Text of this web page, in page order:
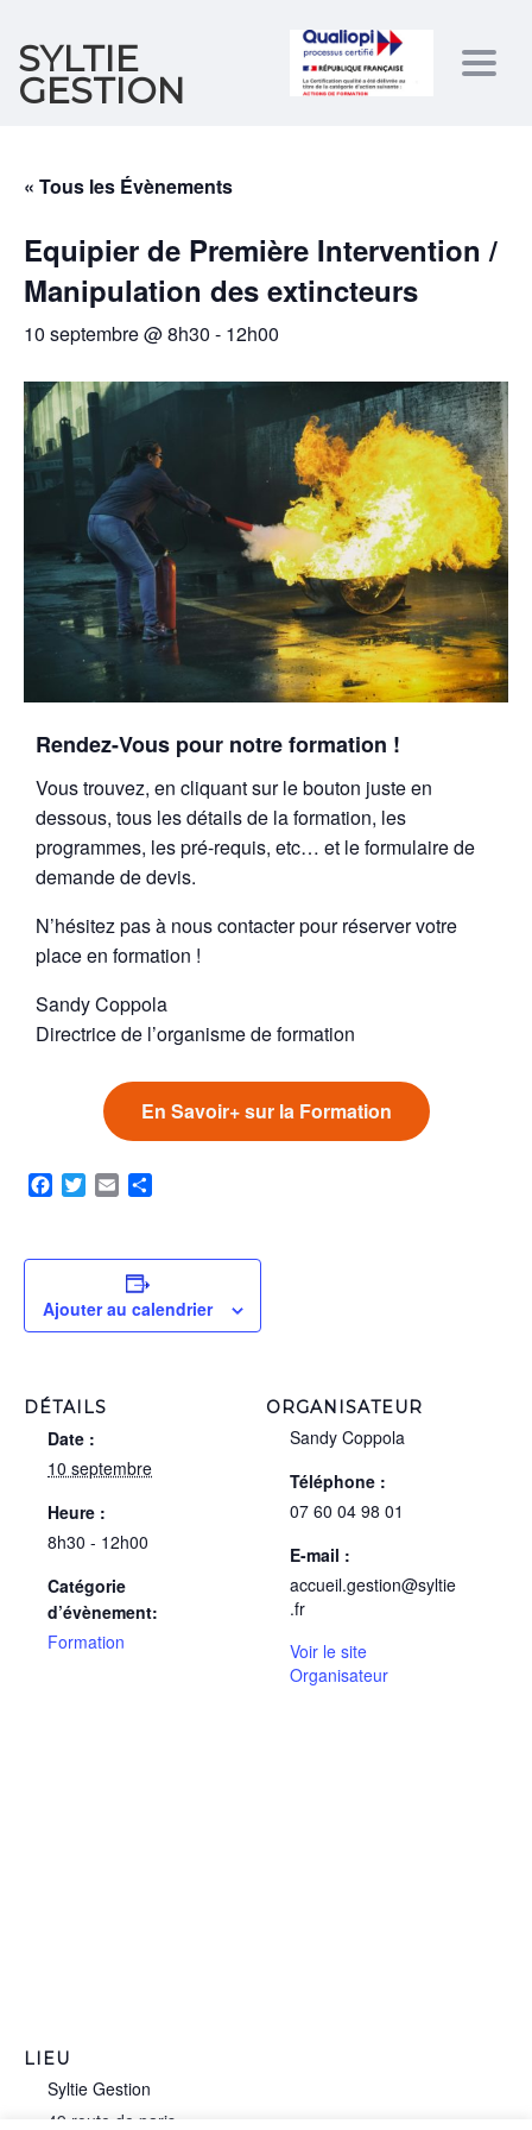
SYLTIE
GESTION
« Tous les Évènements
Equipier de Première Intervention /
Manipulation des extincteurs
10 septembre @ 8h30 - 12h00
Rendez-Vous pour notre formation !
Vous trouvez, en cliquant sur le bouton juste en
dessous, tous les détails de la formation, les
programmes, les pré-requis, etc… et le formulaire de
demande de devis.
N’hésitez pas à nous contacter pour réserver votre
place en formation !
Sandy Coppola
Directrice de l’organisme de formation
En Savoir+ sur la Formation
Facebook
TwitterEmail
Ajouter au calendrier
DÉTAILS
Date :
10 septembre
Heure :
8h30 - 12h00
Catégorie
d’évènement:
Formation
ORGANISATEUR
Sandy Coppola
Téléphone :
07 60 04 98 01
E-mail :
accueil.gestion@syltie
.fr
Voir le site
Organisateur
LIEU
Syltie Gestion
49 route de paris